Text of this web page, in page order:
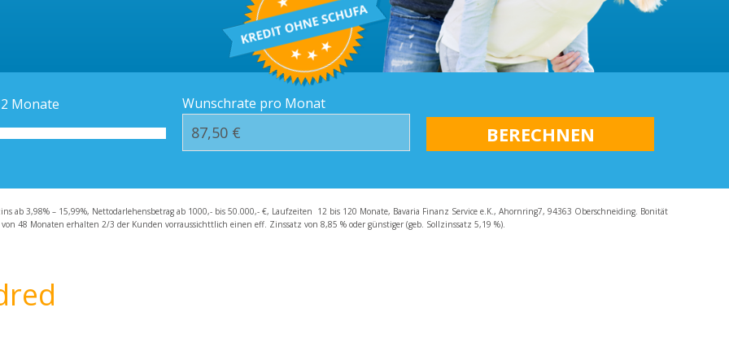
Häufige Fragen – FAQ
Monate Wunschrate pro Monat
ab 3,98% – 15,99%, Nettodarlehensbetrag ab 1000,- bis 50.000,- €, Laufzeiten 12 bis 120 Monate, Bavaria Finanz Service e.K., Ahornring7, 94363 Oberschneiding. Bonität
48 Monaten erhalten 2/3 der Kunden vorraussichttlich einen eff. Zinssatz von 8,85 % oder günstiger (geb. Sollzinssatz 5,19 %).